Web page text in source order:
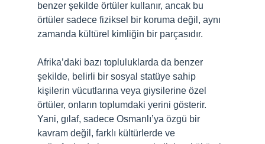
benzer şekilde örtüler kullanır, ancak bu
örtüler sadece fiziksel bir koruma değil, aynı
zamanda kültürel kimliğin bir parçasıdır.
Afrika’daki bazı topluluklarda da benzer
şekilde, belirli bir sosyal statüye sahip
kişilerin vücutlarına veya giysilerine özel
örtüler, onların toplumdaki yerini gösterir.
Yani, gılaf, sadece Osmanlı’ya özgü bir
kavram değil, farklı kültürlerde ve